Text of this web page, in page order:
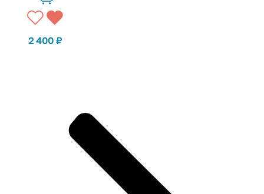
2 400₽